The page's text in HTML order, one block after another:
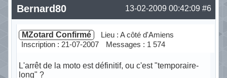
Hors ligne #6
13-02-2009 00:42:09
Bernard80
MZotard Confirmé
Lieu : A côté d'Amiens
Inscription : 21-07-2007
Messages : 1 574
L'arrêt de la moto est définitif, ou c'est "temporaire-
long" ?